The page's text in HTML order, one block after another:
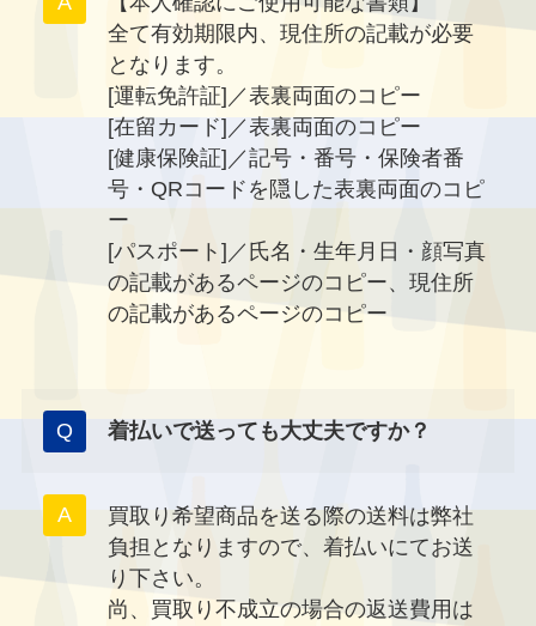
全て有効期限内、現住所の記載が必要
となります。
[運転免許証]／表裏両面のコピー
[在留カード]／表裏両面のコピー
[健康保険証]／記号・番号・保険者番
号・QRコードを隠した表裏両面のコピ
ー
[パスポート]／氏名・生年月日・顔写真
の記載があるページのコピー、現住所
の記載があるページのコピー
着払いで送っても大丈夫ですか？
買取り希望商品を送る際の送料は弊社
負担となりますので、着払いにてお送
り下さい。
尚、買取り不成立の場合の返送費用は